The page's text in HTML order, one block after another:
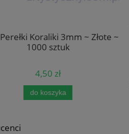
Koraliki 3mm ~ Złote ~
1000 sztuk
4,50 zł
do koszyka